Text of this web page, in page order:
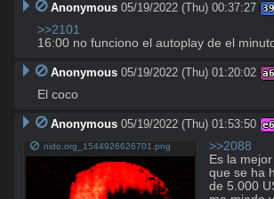
Anonymous 05/19/2022 (Thu) 00:37:27
>>2101
16:00 no funciono el autoplay de el
Anonymous 05/19/2022 (Thu) 01:20:02
El coco
Anonymous 05/19/2022 (Thu) 01:53:50
nido.org_1544926626701.png
>>2088
Es la
que se ha
de 5.000